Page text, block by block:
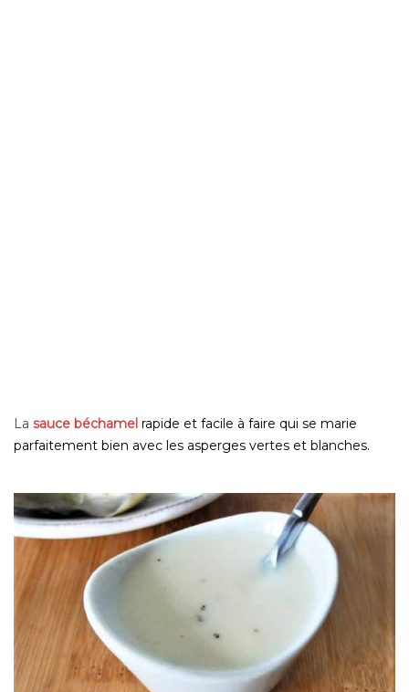
La sauce béchamel rapide et facile à faire qui se marie
parfaitement bien avec les asperges vertes et blanches.